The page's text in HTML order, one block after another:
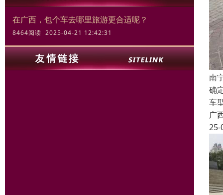
在广西，包个车去哪里旅游更合适呢？
8464阅读 2025-04-21 12:42:31
南
确
车
广
25-